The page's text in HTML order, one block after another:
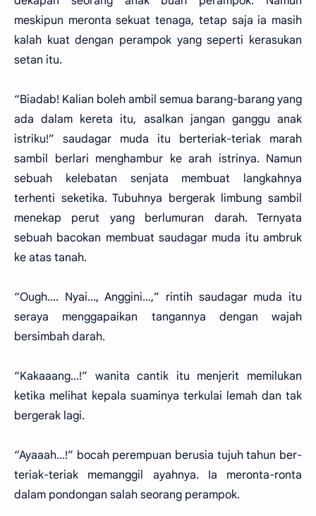
meskipun meronta sekuat tenaga, tetap saja ia masih
kalah kuat dengan perampok yang seperti kerasukan
setan itu.
“Biadab! Kalian boleh ambil semua barang-barang yang
ada dalam kereta itu, asalkan jangan ganggu anak
istriku!” saudagar muda itu berteriak-teriak marah
sambil berlari menghambur ke arah istrinya. Namun
sebuah kelebatan senjata membuat langkahnya
terhenti seketika. Tubuhnya bergerak limbung sambil
menekap perut yang berlumuran darah. Ternyata
sebuah bacokan membuat saudagar muda itu ambruk
ke atas tanah.
“Ough.... Nyai..., Anggini...,” rintih saudagar muda itu
seraya menggapaikan tangannya dengan wajah
bersimbah darah.
“Kakaaang...!” wanita cantik itu menjerit memilukan
ketika melihat kepala suaminya terkulai lemah dan tak
bergerak lagi.
“Ayaaah...!” bocah perempuan berusia tujuh tahun ber-
teriak-teriak memanggil ayahnya. Ia meronta-ronta
dalam pondongan salah seorang perampok.